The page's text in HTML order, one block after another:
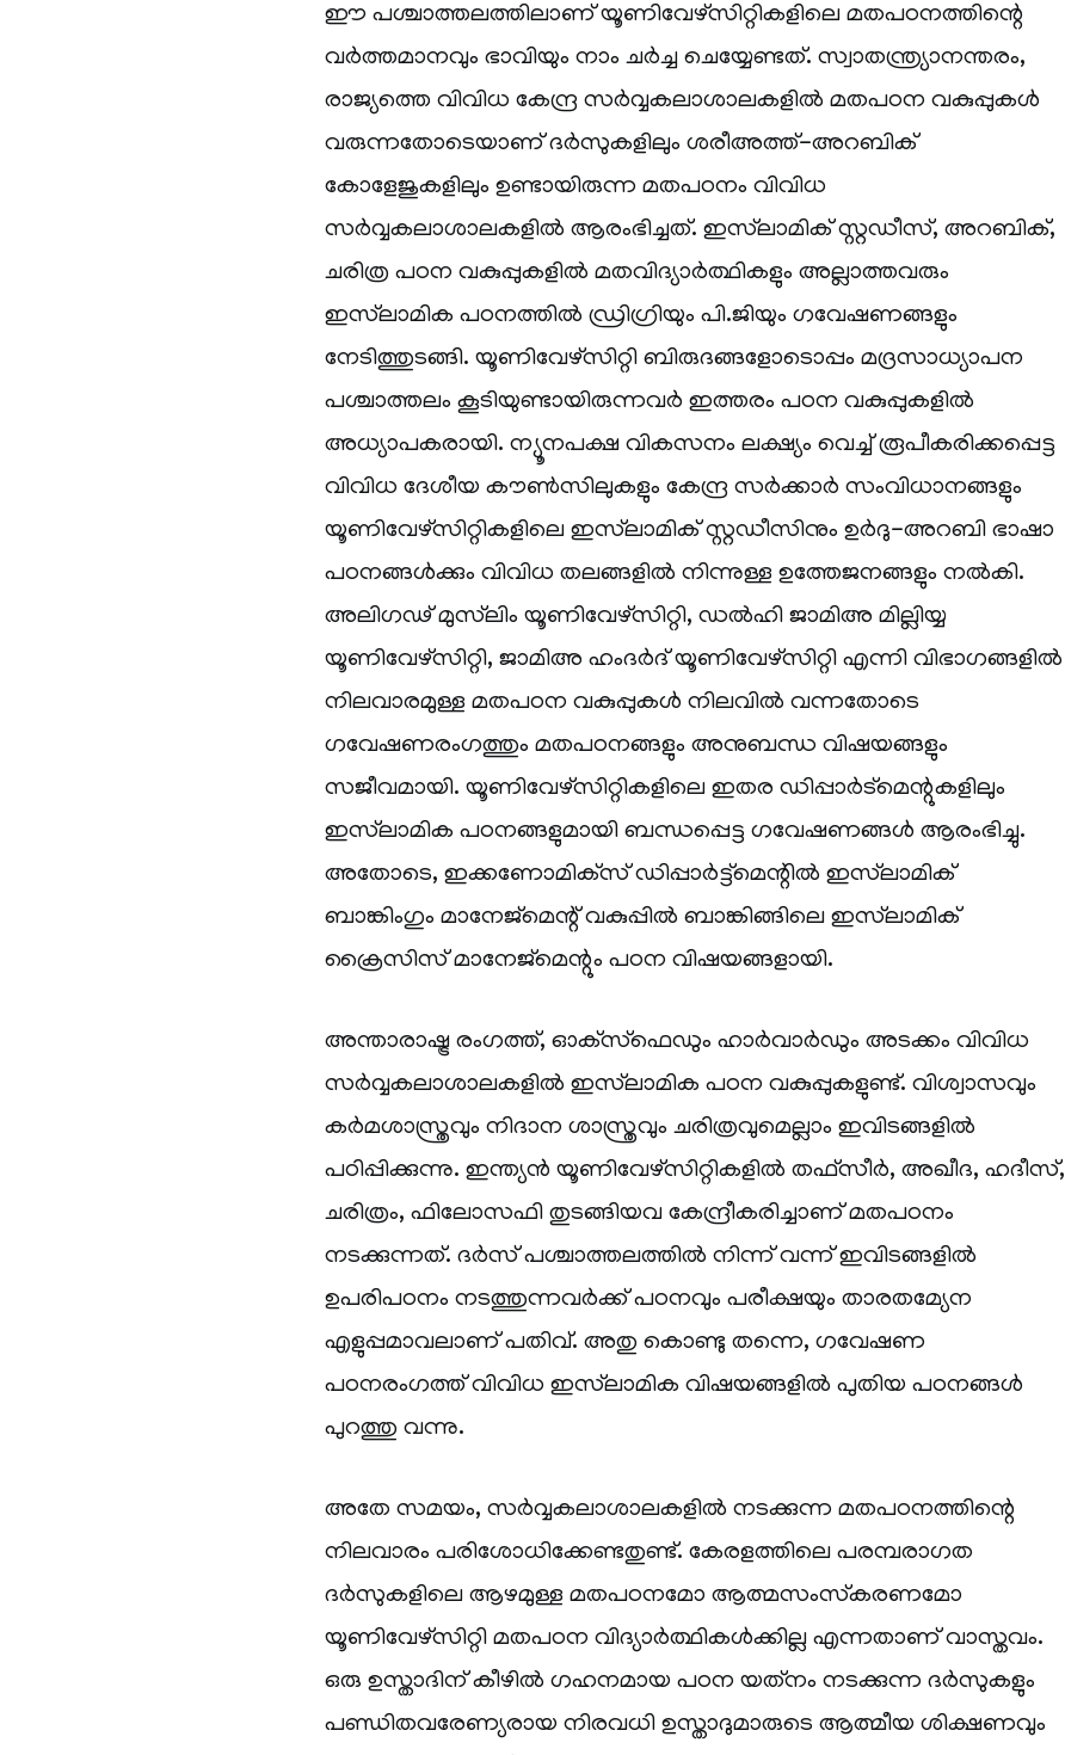
ഈ പശ്ചാത്തലത്തിലാണ് യൂണിവേഴ്‌സിറ്റികളിലെ മതപഠനത്തിന്റെ
വർത്തമാനവും ഭാവിയും നാം ചർച്ച ചെയ്യേണ്ടത്. സ്വാതന്ത്ര്യാനന്തരം,
രാജ്യത്തെ വിവിധ കേന്ദ്ര സർവ്വകലാശാലകളിൽ മതപഠന വകുപ്പുകൾ
വരുന്നതോടെയാണ് ദർസുകളിലും ശരീഅത്ത്-അറബിക്
കോളേജുകളിലും ഉണ്ടായിരുന്ന മതപഠനം വിവിധ
സർവ്വകലാശാലകളിൽ ആരംഭിച്ചത്. ഇസ്‌ലാമിക് സ്റ്റഡീസ്, അറബിക്,
ചരിത്ര പഠന വകുപ്പുകളിൽ മതവിദ്യാർത്ഥികളും അല്ലാത്തവരും
ഇസ്‌ലാമിക പഠനത്തിൽ ഡ്രിഗ്രിയും പി.ജിയും ഗവേഷണങ്ങളും
നേടിത്തുടങ്ങി. യൂണിവേഴ്‌സിറ്റി ബിരുദങ്ങളോടൊപ്പം മദ്രസാധ്യാപന
പശ്ചാത്തലം കൂടിയുണ്ടായിരുന്നവർ ഇത്തരം പഠന വകുപ്പുകളിൽ
അധ്യാപകരായി. ന്യൂനപക്ഷ വികസനം ലക്ഷ്യം വെച്ച് രൂപീകരിക്കപ്പെട്ട
വിവിധ ദേശീയ കൗൺസിലുകളും കേന്ദ്ര സർക്കാർ സംവിധാനങ്ങളും
യൂണിവേഴ്‌സിറ്റികളിലെ ഇസ്‌ലാമിക് സ്റ്റഡീസിനും ഉർദു-അറബി ഭാഷാ
പഠനങ്ങൾക്കും വിവിധ തലങ്ങളിൽ നിന്നുള്ള ഉത്തേജനങ്ങളും നൽകി.
അലിഗഢ് മുസ്‌ലിം യൂണിവേഴ്‌സിറ്റി, ഡൽഹി ജാമിഅ മില്ലിയ്യ
യൂണിവേഴ്‌സിറ്റി, ജാമിഅ ഹംദർദ് യൂണിവേഴ്‌സിറ്റി എന്നി വിഭാഗങ്ങളിൽ
നിലവാരമുള്ള മതപഠന വകുപ്പുകൾ നിലവിൽ വന്നതോടെ
ഗവേഷണരംഗത്തും മതപഠനങ്ങളും അനുബന്ധ വിഷയങ്ങളും
സജീവമായി. യൂണിവേഴ്‌സിറ്റികളിലെ ഇതര ഡിപ്പാർട്‌മെന്റുകളിലും
ഇസ്‌ലാമിക പഠനങ്ങളുമായി ബന്ധപ്പെട്ട ഗവേഷണങ്ങൾ ആരംഭിച്ചു.
അതോടെ, ഇക്കണോമിക്‌സ് ഡിപ്പാർട്ട്‌മെന്റിൽ ഇസ്‌ലാമിക്
ബാങ്കിംഗും മാനേജ്‌മെന്റ് വകുപ്പിൽ ബാങ്കിങ്ങിലെ ഇസ്‌ലാമിക്
ക്രൈസിസ് മാനേജ്‌മെന്റും പഠന വിഷയങ്ങളായി.
അന്താരാഷ്ട്ര രംഗത്ത്, ഓക്‌സ്‌ഫെഡും ഹാർവാർഡും അടക്കം വിവിധ
സർവ്വകലാശാലകളിൽ ഇസ്‌ലാമിക പഠന വകുപ്പുകളുണ്ട്. വിശ്വാസവും
കർമശാസ്ത്രവും നിദാന ശാസ്ത്രവും ചരിത്രവുമെല്ലാം ഇവിടങ്ങളിൽ
പഠിപ്പിക്കുന്നു. ഇന്ത്യൻ യൂണിവേഴ്‌സിറ്റികളിൽ തഫ്‌സീർ, അഖീദ, ഹദീസ്,
ചരിത്രം, ഫിലോസഫി തുടങ്ങിയവ കേന്ദ്രീകരിച്ചാണ് മതപഠനം
നടക്കുന്നത്. ദർസ് പശ്ചാത്തലത്തിൽ നിന്ന് വന്ന് ഇവിടങ്ങളിൽ
ഉപരിപഠനം നടത്തുന്നവർക്ക് പഠനവും പരീക്ഷയും താരതമ്യേന
എളുപ്പമാവലാണ് പതിവ്. അതു കൊണ്ടു തന്നെ, ഗവേഷണ
പഠനരംഗത്ത് വിവിധ ഇസ്‌ലാമിക വിഷയങ്ങളിൽ പുതിയ പഠനങ്ങൾ
പുറത്തു വന്നു.
അതേ സമയം, സർവ്വകലാശാലകളിൽ നടക്കുന്ന മതപഠനത്തിന്റെ
നിലവാരം പരിശോധിക്കേണ്ടതുണ്ട്. കേരളത്തിലെ പരമ്പരാഗത
ദർസുകളിലെ ആഴമുള്ള മതപഠനമോ ആത്മസംസ്‌കരണമോ
യൂണിവേഴ്‌സിറ്റി മതപഠന വിദ്യാർത്ഥികൾക്കില്ല എന്നതാണ് വാസ്തവം.
ഒരു ഉസ്താദിന് കീഴിൽ ഗഹനമായ പഠന യത്‌നം നടക്കുന്ന ദർസുകളും
പണ്ഡിതവരേണ്യരായ നിരവധി ഉസ്താദുമാരുടെ ആത്മീയ ശിക്ഷണവും